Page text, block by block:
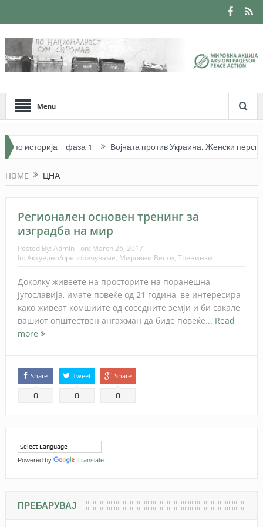
Menu
историја – фаза 1 Војната против Украина: Женски
HOME ЦНА
Регионален основен тренинг за
изградба на мир
Posted By: Admin on: March 26, 2017
In: Актуелно/препорачуваме, Мировни Вести, Тренинзи
Доколку живеете на просторите на поранешна
Југославија, имате повеќе од 21 година, ве интересира
како живеат комшиите од соседните земји и би сакале
вашиот општествен ангажман да биде повеќе... Read
more
Share
0
Tweet
0
Share
0
Powered by Translate
ПРЕБАРУВАЈ